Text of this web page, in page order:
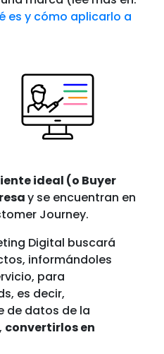
es y cómo aplicarlo a
ideal (o Buyer
y se encuentran en
Journey.
Digital buscará
informándoles
para
es decir,
de datos de la
convertirlos en